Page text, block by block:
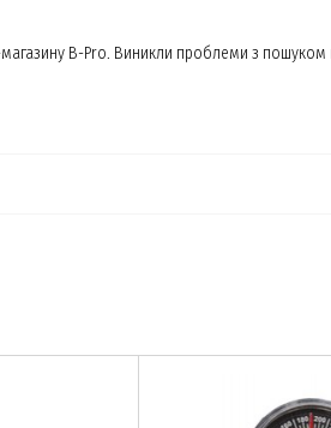
B-Pro. Виникли проблеми з